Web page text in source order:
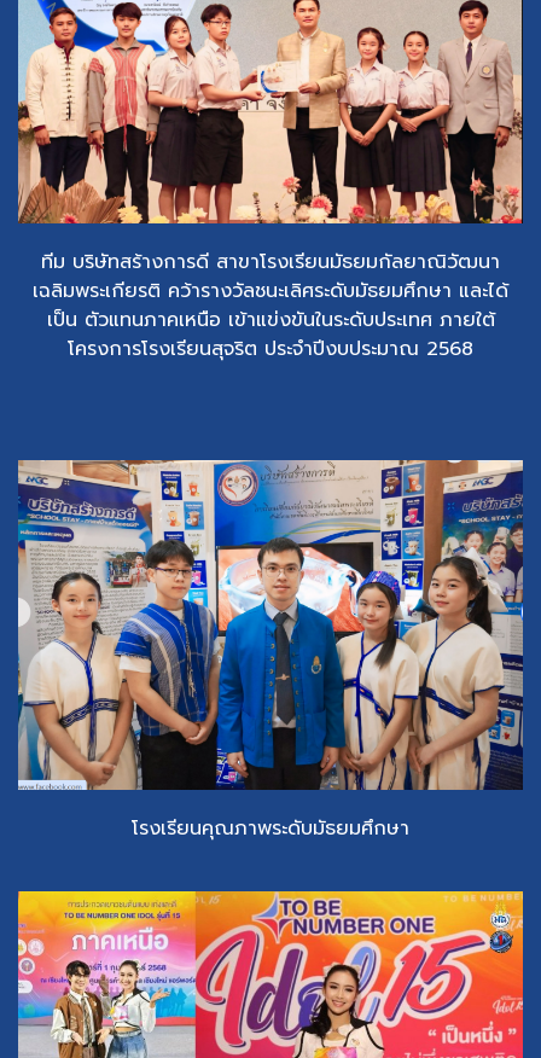
ทีม บริษัทสร้างการดี สาขาโรงเรียนมัธยมกัลยาณิวัฒนา
เฉลิมพระเกียรติ คว้ารางวัลชนะเลิศระดับมัธยมศึกษา และได้
เป็น ตัวแทนภาคเหนือ เข้าแข่งขันในระดับประเทศ ภายใต้
โครงการโรงเรียนสุจริต ประจำปีงบประมาณ 2568
โรงเรียน​คุณ​ภาพ​ระดับ​มัธยม​ศึก​ษา